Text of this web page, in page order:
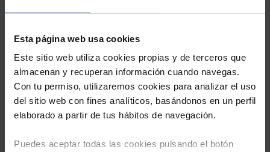
Esta página web usa cookies
Este sitio web utiliza cookies propias y de terceros que
almacenan y recuperan información cuando navegas.
Con tu permiso, utilizaremos cookies para analizar el uso
del sitio web con fines analíticos, basándonos en un perfil
elaborado a partir de tus hábitos de navegación.
Puedes aceptar todas las cookies pulsando el botón